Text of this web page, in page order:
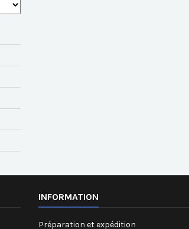
INFORMATION
Préparation et expédition